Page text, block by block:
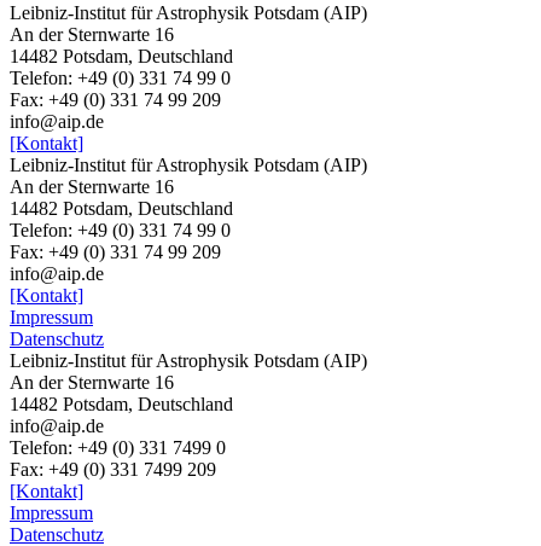
Leibniz-Institut für Astrophysik Potsdam (AIP)
An der Sternwarte 16
14482 Potsdam, Deutschland
Telefon: +49 (0) 331 74 99 0
Fax: +49 (0) 331 74 99 209
info@aip.de
[Kontakt]
Leibniz-Institut für Astrophysik Potsdam (AIP)
An der Sternwarte 16
14482 Potsdam, Deutschland
Telefon: +49 (0) 331 74 99 0
Fax: +49 (0) 331 74 99 209
info@aip.de
[Kontakt]
Impressum
Datenschutz
Leibniz-Institut für Astrophysik Potsdam (AIP)
An der Sternwarte 16
14482 Potsdam, Deutschland
info@aip.de
Telefon: +49 (0) 331 7499 0
Fax: +49 (0) 331 7499 209
[Kontakt]
Impressum
Datenschutz